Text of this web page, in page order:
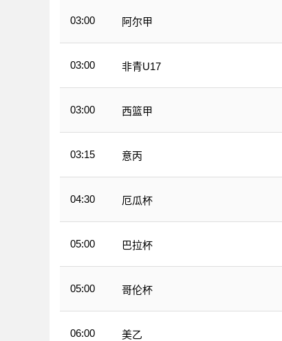
03:00 阿尔甲
03:00 非青U17
03:00 西篮甲
03:15 意丙
04:30 厄瓜杯
05:00 巴拉杯
05:00 哥伦杯
06:00 美乙